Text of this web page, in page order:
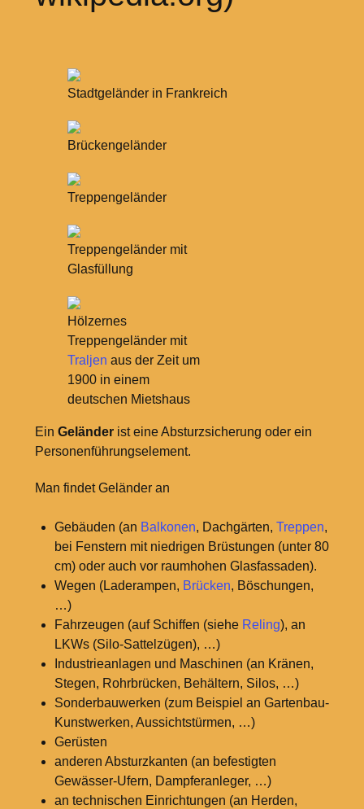
Stadtgeländer in Frankreich
Brückengeländer
Treppengeländer
Treppengeländer mit
Glasfüllung
Hölzernes
Treppengeländer mit
Traljen aus der Zeit um
1900 in einem
deutschen Mietshaus
Ein Geländerist eine Absturzsicherung oder ein
Personenführungselement.
Man findet Geländer an
Gebäuden (an Balkonen, Dachgärten, Treppen,
bei Fenstern mit niedrigen Brüstungen (unter 80
cm) oder auch vor raumhohen Glasfassaden).
Wegen (Laderampen, Brücken, Böschungen,
…)
Fahrzeugen (auf Schiffen (siehe Reling), an
LKWs (Silo-Sattelzügen), …)
Industrieanlagen und Maschinen (an Kränen,
Stegen, Rohrbrücken, Behältern, Silos, …)
Sonderbauwerken (zum Beispiel an Gartenbau-
Kunstwerken, Aussichtstürmen, …)
Gerüsten
anderen Absturzkanten (an befestigten
Gewässer-Ufern, Dampferanleger, …)
an technischen Einrichtungen (an Herden,